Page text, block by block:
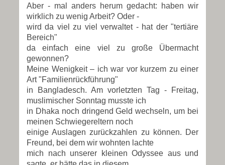
Aber - mal anders herum gedacht: haben wir
wirklich zu wenig Arbeit? Oder -
wird da viel zu viel verwaltet - hat der "tertiäre
Bereich"
da einfach eine viel
zu große Übermacht
gewonnen?
Meine Wenigkeit – ich war vor kurzem zu einer
Art "Familienrückführung"
in Bangladesch. Am vorletzten Tag - Freitag,
muslimischer Sonntag musste ich
in Dhaka noch dringend Geld wechseln, um bei
meinen Schwiegereltern noch
einige Auslagen zurückzahlen zu können. Der
Freund, bei dem wir wohnten lachte
mich nach unserer kleinen Odyssee aus und